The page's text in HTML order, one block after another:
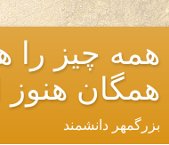
همه چیز را
همگان هنوز
بزرگمهر دانشمند